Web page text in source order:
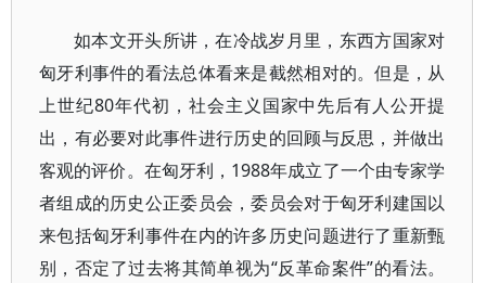
如本文开头所讲，在冷战岁月里，东西方国家对
匈牙利事件的看法总体看来是截然相对的。但是，从
上世纪80年代初，社会主义国家中先后有人公开提
出，有必要对此事件进行历史的回顾与反思，并做出
客观的评价。在匈牙利，1988年成立了一个由专家学
者组成的历史公正委员会，委员会对于匈牙利建国以
来包括匈牙利事件在内的许多历史问题进行了重新甄
别，否定了过去将其简单视为“反革命案件”的看法。